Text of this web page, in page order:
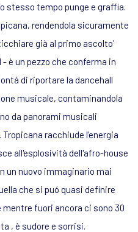
stesso tempo punge e graffia.
rendendola sicuramente
già al primo ascolto'
è un pezzo che conferma in
di riportare la dancehall
musicale, contaminandola
da panorami musicali
racchiude l'energia
all'esplosività dell'afro-house
un nuovo immaginario mai
che si puó quasi definire
mentre fuori ancora ci sono 30
, è sudore e sorrisi.